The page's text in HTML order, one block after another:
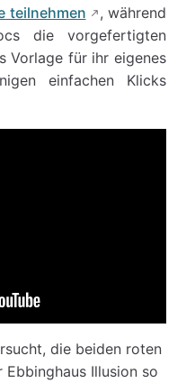
teilnehmen
, während
die vorgefertigten
Vorlage für ihr eigenes
einfachen Klicks
die beiden roten
Ebbinghaus Illusion so